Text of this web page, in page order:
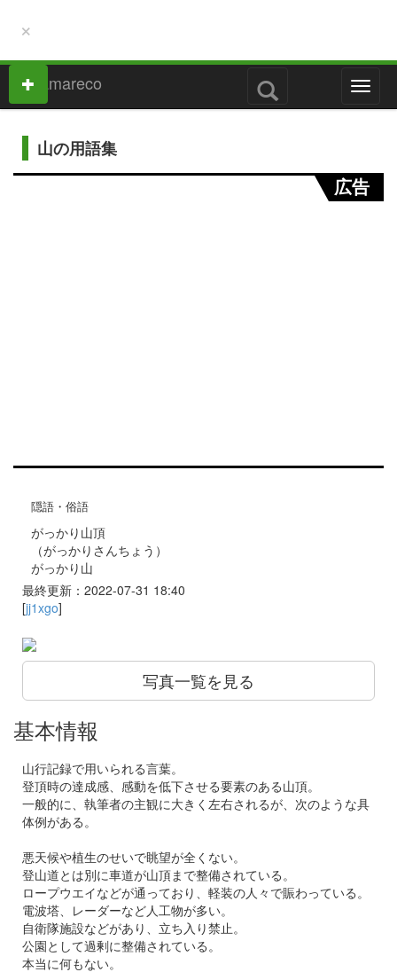
×
M
e
山の用語集
広告
隠語・俗語
がっかり山頂
（がっかりさんちょう）
がっかり山
最終更新：2022-07-31 18:40
[jj1xgo]
写真一覧を見る
基本情報
山行記録で用いられる言葉。
登頂時の達成感、感動を低下させる要素のある山頂。
一般的に、執筆者の主観に大きく左右されるが、次のような具
体例がある。
悪天候や植生のせいで眺望が全くない。
登山道とは別に車道が山頂まで整備されている。
ロープウエイなどが通っており、軽装の人々で賑わっている。
電波塔、レーダーなど人工物が多い。
自衛隊施設などがあり、立ち入り禁止。
公園として過剰に整備されている。
本当に何もない。